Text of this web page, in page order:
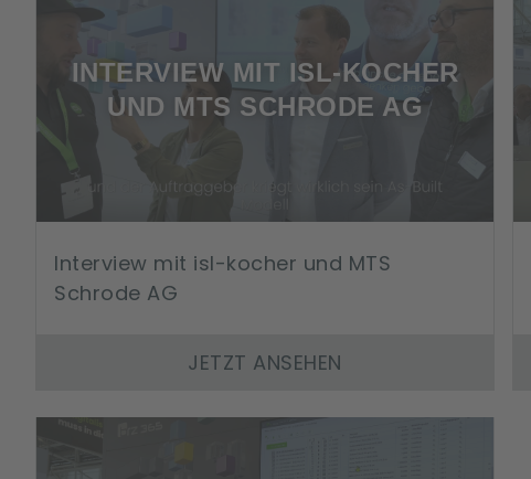
INTERVIEW MIT ISL-KOCHER
UND MTS SCHRODE AG
Interview mit isl-kocher und MTS
Schrode AG
JETZT ANSEHEN